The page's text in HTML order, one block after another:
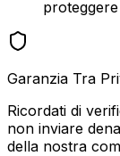
Garanzia Tra
Ricordati di
non inviare
della nostra